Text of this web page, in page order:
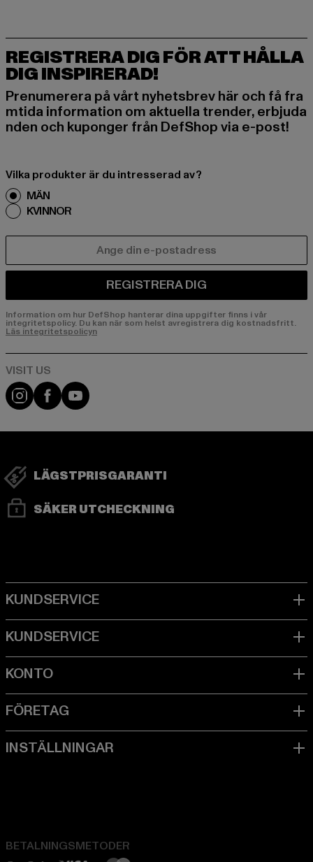
REGISTRERA DIG FÖR ATT HÅLLA
DIG INSPIRERAD!
Prenumerera på vårt nyhetsbrev här och få fra
mtida information om aktuella trender, erbjuda
nden och kuponger från DefShop via e-post!
Vilka produkter är du intresserad av?
MÄN
KVINNOR
REGISTRERA DIG
Information om hur DefShop hanterar dina uppgifter finns i vår
integritetspolicy. Du kan när som helst avregistrera dig kostnadsfritt.
Läs integritetspolicyn
Visit our Instagram page:
Visit our Facebook page:
Visit our YouTube channel:
LÄGSTPRISGARANTI
SÄKER UTCHECKNING
BETALNINGSMETODER